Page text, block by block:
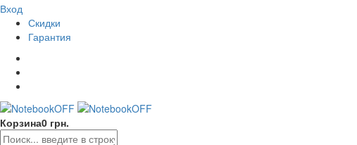
Вход
Скидки
Гарантия
Корзина0 грн.